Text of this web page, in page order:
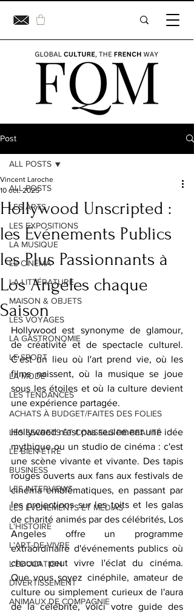
Post
ALL POSTS
LES ARTS
LES EXPOSITIONS
LA MUSIQUE
LE CINÉMA
LA LITTÉRATURE
MAISON & OBJETS
LES VOYAGES
LA GASTRONOMIE
LE SPORT
LA MODE
LES TENDANCES
ACHATS À BUDGET/FAITES DES FOLIES
LES SECRETS ET CONSEILS DE BEAUTÉ
LE BIEN-ÊTRE
BUSINESS
LES INTERVIEWS
LES ÉVÉNEMENTS ET MÉDIAS
L'HISTOIRE
L'ART-DE-VIVRE
L'EDUCATION
DIVERTISSEMENT
ANIMAUX DE COMPAGNIE
ALL POSTS
Hollywood Unscripted :
les Événements Publics
les Plus Passionnants à
Los Angeles chaque
Saison
Vincent Laroche
10 oct. 2025
Hollywood est synonyme de glamour,
de créativité et de spectacle culturel.
C'est un lieu où l'art prend vie, où les
films naissent, où la musique se joue
sous les étoiles et où la culture devient
une expérience partagée.
Hollywood n'est pas seulement une idée
mythique ou un studio de cinéma : c'est
une scène vivante et vivante. Des tapis
rouges ouverts aux fans aux festivals de
cinéma emblématiques, en passant par
les projections sur les toits et les galas
de charité animés par des célébrités, Los
Angeles offre un programme
extraordinaire d'événements publics où
chacun peut vivre l'éclat du cinéma.
Que vous soyez cinéphile, amateur de
culture ou simplement curieux de l'aura